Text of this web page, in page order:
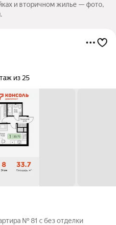
и вторичном жилье — фото,
из 25
№ 81 с без отделки